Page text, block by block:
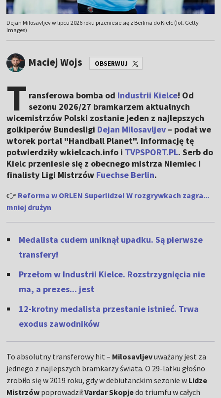
Dejan Milosavljev w lipcu 2026 roku przeniesie się z Berlina do Kielc (fot. Getty
Images)
Maciej Wojs OBSERWUJ
T ransferowa bomba od Industrii Kielce! Od
sezonu 2026/27 bramkarzem aktualnych
wicemistrzów Polski zostanie jeden z najlepszych
golkiperów Bundesligi Dejan Milosavljev – podał we
wtorek portal "Handball Planet". Informację tę
potwierdziły wkielcach.info i TVPSPORT.PL. Serb do
Kielc przeniesie się z obecnego mistrza Niemiec i
finalisty Ligi Mistrzów Fuechse Berlin.
👉 Reforma w ORLEN Superlidze! W rozgrywkach zagra...
mniej drużyn
Medalista cudem uniknął upadku. Są pierwsze
transfery!
Przełom w Industrii Kielce. Rozstrzygnięcia nie
ma, a prezes... jest
12-krotny medalista przestanie istnieć. Trwa
exodus zawodników
To absolutny transferowy hit – Milosavljevuważany jest za
jednego z najlepszych bramkarzy świata. O 29-latku głośno
zrobiło się w 2019 roku, gdy w debiutanckim sezonie w Lidze
Mistrzów poprowadziłVardar Skopjedo triumfu w całych